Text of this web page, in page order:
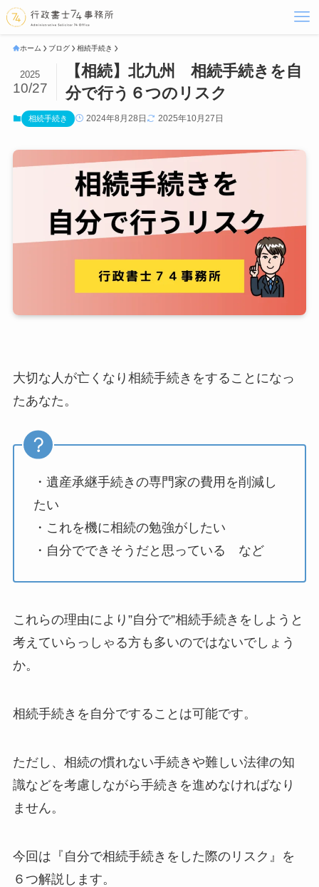
ホーム ブログ 相続手続き
【相続】北九州 相続手続きを自
分で行う６つのリスク
2025
10/27
相続手続き 2024年8月28日 2025年10月27日
大切な人が亡くなり相続手続きをすることになっ
たあなた。
・遺産承継手続きの専門家の費用を削減し
たい
・これを機に相続の勉強がしたい
・自分でできそうだと思っている など
これらの理由により”自分で”相続手続きをしようと
考えていらっしゃる方も多いのではないでしょう
か。
相続手続きを自分ですることは可能です。
ただし、相続の慣れない手続きや難しい法律の知
識などを考慮しながら手続きを進めなければなり
ません。
今回は『自分で相続手続きをした際のリスク』を
６つ解説します。